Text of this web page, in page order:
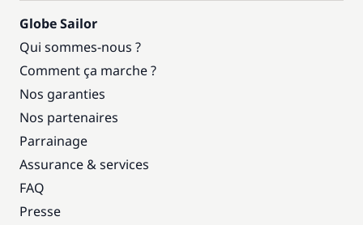
Globe Sailor
Qui sommes-nous ?
Comment ça marche ?
Nos garanties
Nos partenaires
Parrainage
Assurance & services
FAQ
Presse